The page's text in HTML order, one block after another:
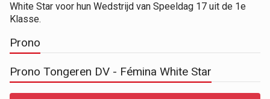
White Star voor hun Wedstrijd van Speeldag 17 uit de 1e
Klasse.
Prono
Prono Tongeren DV - Fémina White Star